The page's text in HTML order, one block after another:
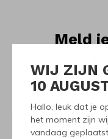
WIJ ZIJN
10
Hallo, leuk dat je
het moment zijn
vandaag
Meld
Ontvang de